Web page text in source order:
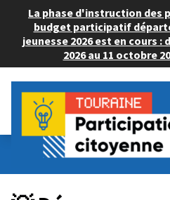
La phase d'instruction des
budget participatif
jeunesse 2026 est en cours :
2026 au 11 octobre
Budget Participatif ADULTE 2024
💡 Déposer un projet